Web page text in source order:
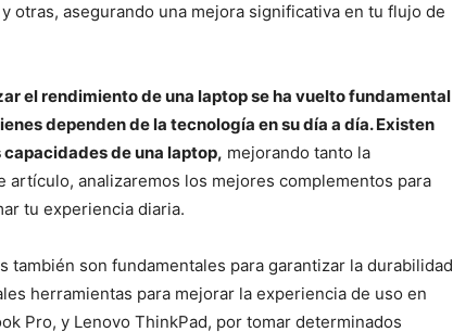
otras, asegurando una mejora significativa en tu flujo de
el rendimiento de una laptop se ha vuelto fundamental
dependen de la tecnología en su día a día. Existen
de una laptop, mejorando tanto la
analizaremos los mejores complementos para
tu experiencia diaria.
son fundamentales para garantizar la durabilidad
herramientas para mejorar la experiencia de uso en
Pro, y Lenovo ThinkPad, por tomar determinados